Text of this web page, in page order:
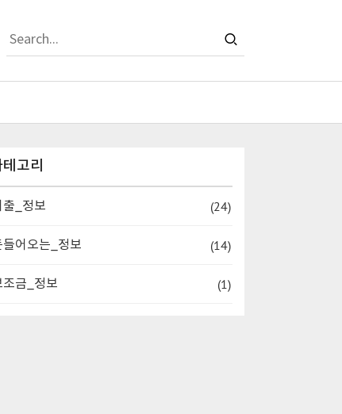
고리
출_정보 (24)
들어오는_정보 (14)
조금_정보 (1)